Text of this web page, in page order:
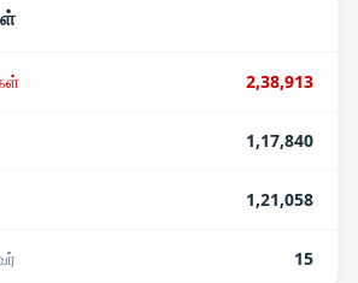
2,38,913
1,17,840
1,21,058
15